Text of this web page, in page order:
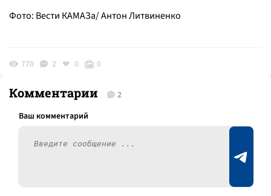
Фото: Вести КАМАЗа/ Антон Литвиненко
770 2 0 0
Комментарии 2